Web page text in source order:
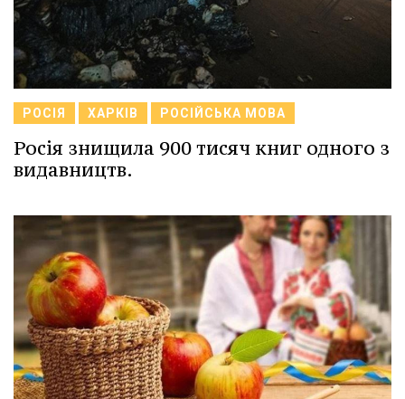
РОСІЯ ХАРКІВ РОСІЙСЬКА МОВА
Росія знищила 900 тисяч книг одного з
видавництв.